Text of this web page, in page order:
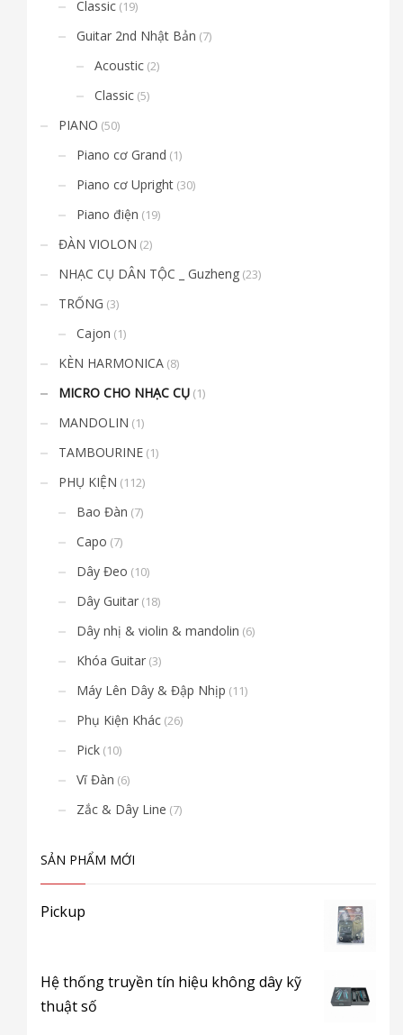
Classic (19)
Guitar 2nd Nhật Bản (7)
Acoustic (2)
Classic (5)
PIANO (50)
Piano cơ Grand (1)
Piano cơ Upright (30)
Piano điện (19)
ĐÀN VIOLON (2)
NHẠC CỤ DÂN TỘC _ Guzheng (23)
TRỐNG (3)
Cajon (1)
KÈN HARMONICA (8)
MICRO CHO NHẠC CỤ (1)
MANDOLIN (1)
TAMBOURINE (1)
PHỤ KIỆN (112)
Bao Đàn (7)
Capo (7)
Dây Đeo (10)
Dây Guitar (18)
Dây nhị & violin & mandolin (6)
Khóa Guitar (3)
Máy Lên Dây & Đập Nhịp (11)
Phụ Kiện Khác (26)
Pick (10)
Vĩ Đàn (6)
Zắc & Dây Line (7)
SẢN PHẨM MỚI
Pickup
Hệ thống truyền tín hiệu không dây kỹ
thuật số